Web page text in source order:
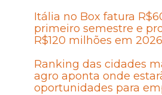
Itália no Box fatura
primeiro semestre e
R$120 milhões em 2026
Ranking das cidades
agro aponta onde
oportunidades para